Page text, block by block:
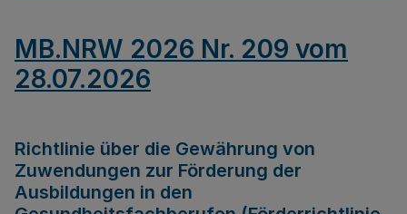
MB.NRW 2026 Nr. 209 vom
28.07.2026
Richtlinie über die Gewährung von
Zuwendungen zur Förderung der
Ausbildungen in den